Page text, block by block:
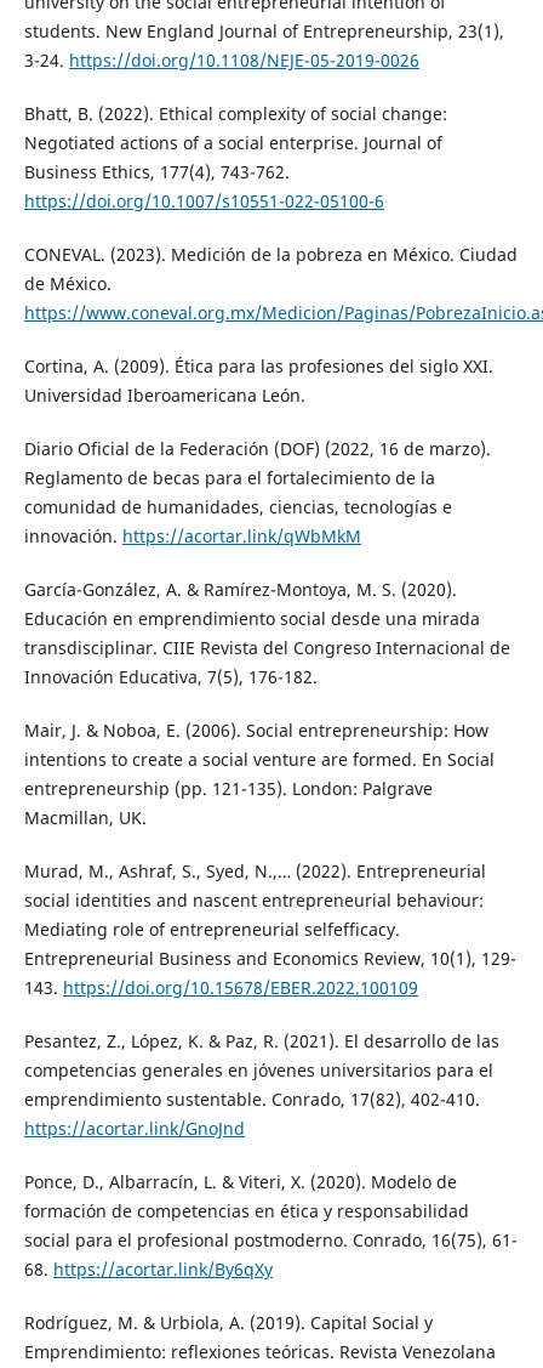
students. New England Journal of Entrepreneurship, 23(1),
3-24. https://doi.org/10.1108/NEJE-05-2019-0026
Bhatt, B. (2022). Ethical complexity of social change:
Negotiated actions of a social enterprise. Journal of
Business Ethics, 177(4), 743-762.
https://doi.org/10.1007/s10551-022-05100-6
CONEVAL. (2023). Medición de la pobreza en México. Ciudad
de México.
https://www.coneval.org.mx/Medicion/Paginas/
Cortina, A. (2009). Ética para las profesiones del siglo XXI.
Universidad Iberoamericana León.
Diario Oficial de la Federación (DOF) (2022, 16 de marzo).
Reglamento de becas para el fortalecimiento de la
comunidad de humanidades, ciencias, tecnologías e
innovación. https://acortar.link/qWbMkM
García-González, A. & Ramírez-Montoya, M. S. (2020).
Educación en emprendimiento social desde una mirada
transdisciplinar. CIIE Revista del Congreso Internacional de
Innovación Educativa, 7(5), 176-182.
Mair, J. & Noboa, E. (2006). Social entrepreneurship: How
intentions to create a social venture are formed. En Social
entrepreneurship (pp. 121-135). London: Palgrave
Macmillan, UK.
Murad, M., Ashraf, S., Syed, N.,… (2022). Entrepreneurial
social identities and nascent entrepreneurial behaviour:
Mediating role of entrepreneurial selfefficacy.
Entrepreneurial Business and Economics Review, 10(1), 129-
143. https://doi.org/10.15678/EBER.2022.100109
Pesantez, Z., López, K. & Paz, R. (2021). El desarrollo de las
competencias generales en jóvenes universitarios para el
emprendimiento sustentable. Conrado, 17(82), 402-410.
https://acortar.link/GnoJnd
Ponce, D., Albarracín, L. & Viteri, X. (2020). Modelo de
formación de competencias en ética y responsabilidad
social para el profesional postmoderno. Conrado, 16(75), 61-
68. https://acortar.link/By6qXy
Rodríguez, M. & Urbiola, A. (2019). Capital Social y
Emprendimiento: reflexiones teóricas. Revista Venezolana